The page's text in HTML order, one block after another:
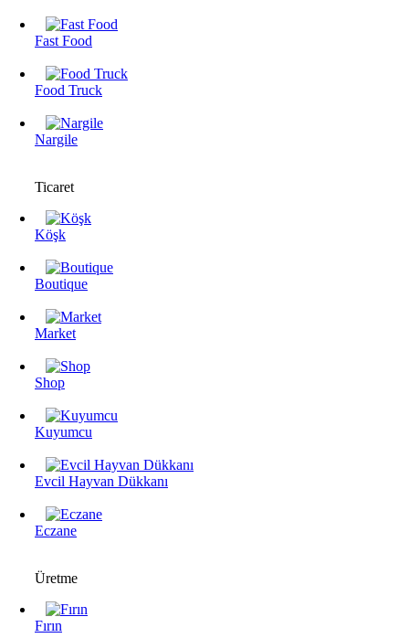
Fast Food
Food Truck
Nargile
Ticaret
Köşk
Boutique
Market
Shop
Kuyumcu
Evcil Hayvan Dükkanı
Eczane
Üretme
Fırın